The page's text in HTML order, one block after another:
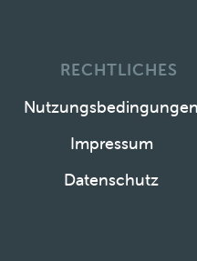
RECHTLICHES
Nutzungsbedingungen
Impressum
Datenschutz